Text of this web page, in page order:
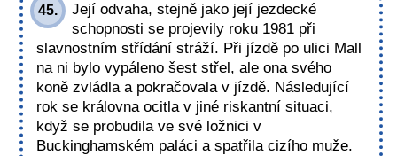
45.
Její odvaha, stejně jako její jezdecké
schopnosti se projevily roku 1981 při
slavnostním střídání stráží. Při jízdě po ulici Mall
na ni bylo vypáleno šest střel, ale ona svého
koně zvládla a pokračovala v jízdě. Následující
rok se královna ocitla v jiné riskantní situaci,
když se probudila ve své ložnici v
Buckinghamském paláci a spatřila cizího muže.